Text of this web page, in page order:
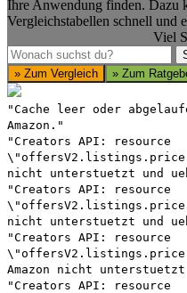
Ihre Anwendung finden. Dazu
Vergleichstabellen schnell und
Viel
Suchen
» Zum Vergleich
» Zum
"Cache leer oder
Amazon."
"Creators API: resource
nicht unterstuetzt und
"Creators API: resource
nicht unterstuetzt und
"Creators API: resource
Amazon nicht unterstuetzt
"Creators API: resource